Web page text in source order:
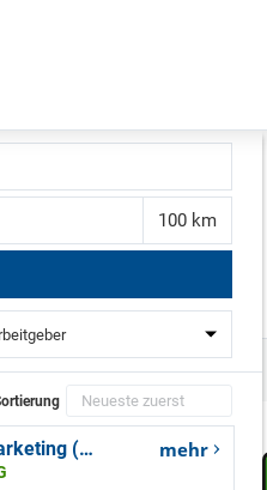
Entfernung
Content Creator Foto / Video / Marketing (m/w/d) für ein modernes Elektrohandwerksunternehmen 20-24 Stunden | kreativ, kommunikativ, technikaffin mehr